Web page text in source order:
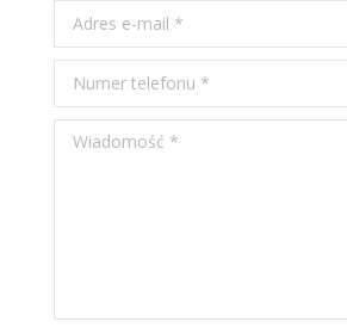
Adres e-mail *
Numer telefonu *
Wiadomość *